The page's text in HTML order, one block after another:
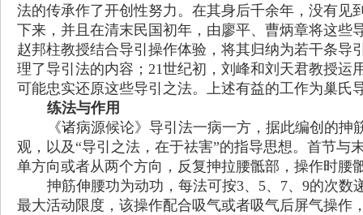
法的传承作了开创性努力。在其身后千余年，没有
下来，并且在清末民国初年，由廖平、曹炳章将这些
赵邦柱教授结合导引操作体验，将其归纳为若干条
理了导引法的内容；21世纪初，刘峰和刘天君教授
可能忠实还原这些导引之法。上述有益的工作为巢
练法与作用
《诸病源候论》导引法一病一方，据此编创的
观，以及 “导引之法，在于祛害”的指导思想。首节与
单方向或者从两个方向，反复抻拉腰骶部，操作时腰
抻筋伸腰功为动功，每法可按3、5、7、9的次
最大活动限度，该操作配合吸气或者吸气后屏气操